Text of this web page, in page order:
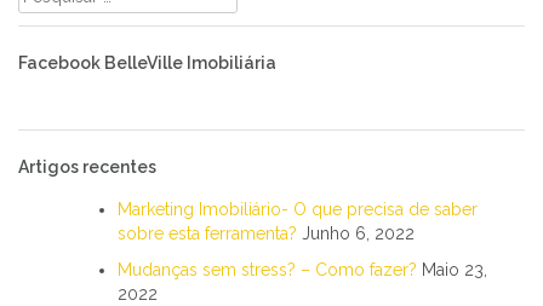
por:
Facebook BelleVille Imobiliária
Artigos recentes
Marketing Imobiliário- O que precisa de saber
sobre esta ferramenta? Junho 6, 2022
Mudanças sem stress? – Como fazer? Maio 23,
2022